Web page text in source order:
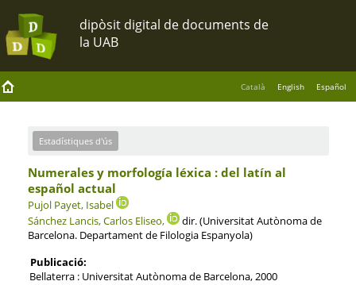
Català English Español
Estadístiques d'ús
Numerales y morfología léxica : del latín al
español actual
Pujol Payet, Isabel
Sánchez Lancis, Carlos Eliseo,
dir. (Universitat Autònoma de
Barcelona. Departament de Filologia Espanyola)
Publicació:
Bellaterra : Universitat Autònoma de Barcelona, 2000